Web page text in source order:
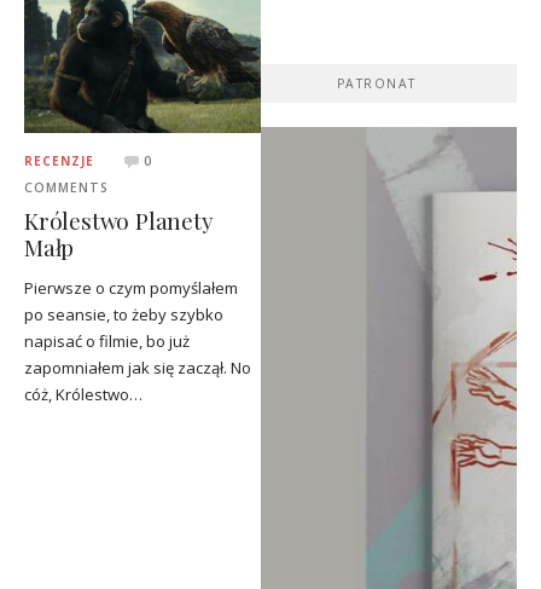
RECENZJE
0
COMMENTS
Królestwo Planety
Małp
Pierwsze o czym pomyślałem
po seansie, to żeby szybko
napisać o filmie, bo już
zapomniałem jak się zaczął. No
cóż, Królestwo…
PATRONAT